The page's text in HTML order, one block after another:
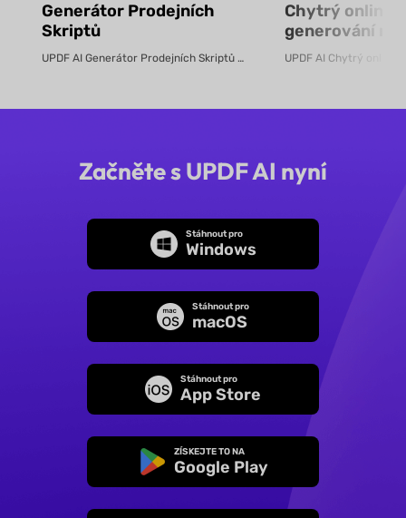
Generátor Prodejních
Skriptů
UPDF AI Generátor Prodejních Skriptů UPDF AI převádí produktové PDF...
Chytrý online
generování
pomocí AI –
Začněte s UPDF AI nyní
Stáhnout pro
Windows
Stáhnout pro
macOS
Stáhnout pro
App Store
ZÍSKEJTE TO NA
Google Play